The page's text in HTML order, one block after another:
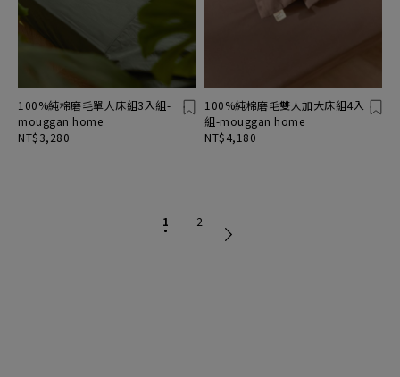
100%純棉磨毛單人床組3入組-
mouggan home
NT$3,280
100%純棉磨毛雙人加大床組4入
組-mouggan home
NT$4,180
1 2